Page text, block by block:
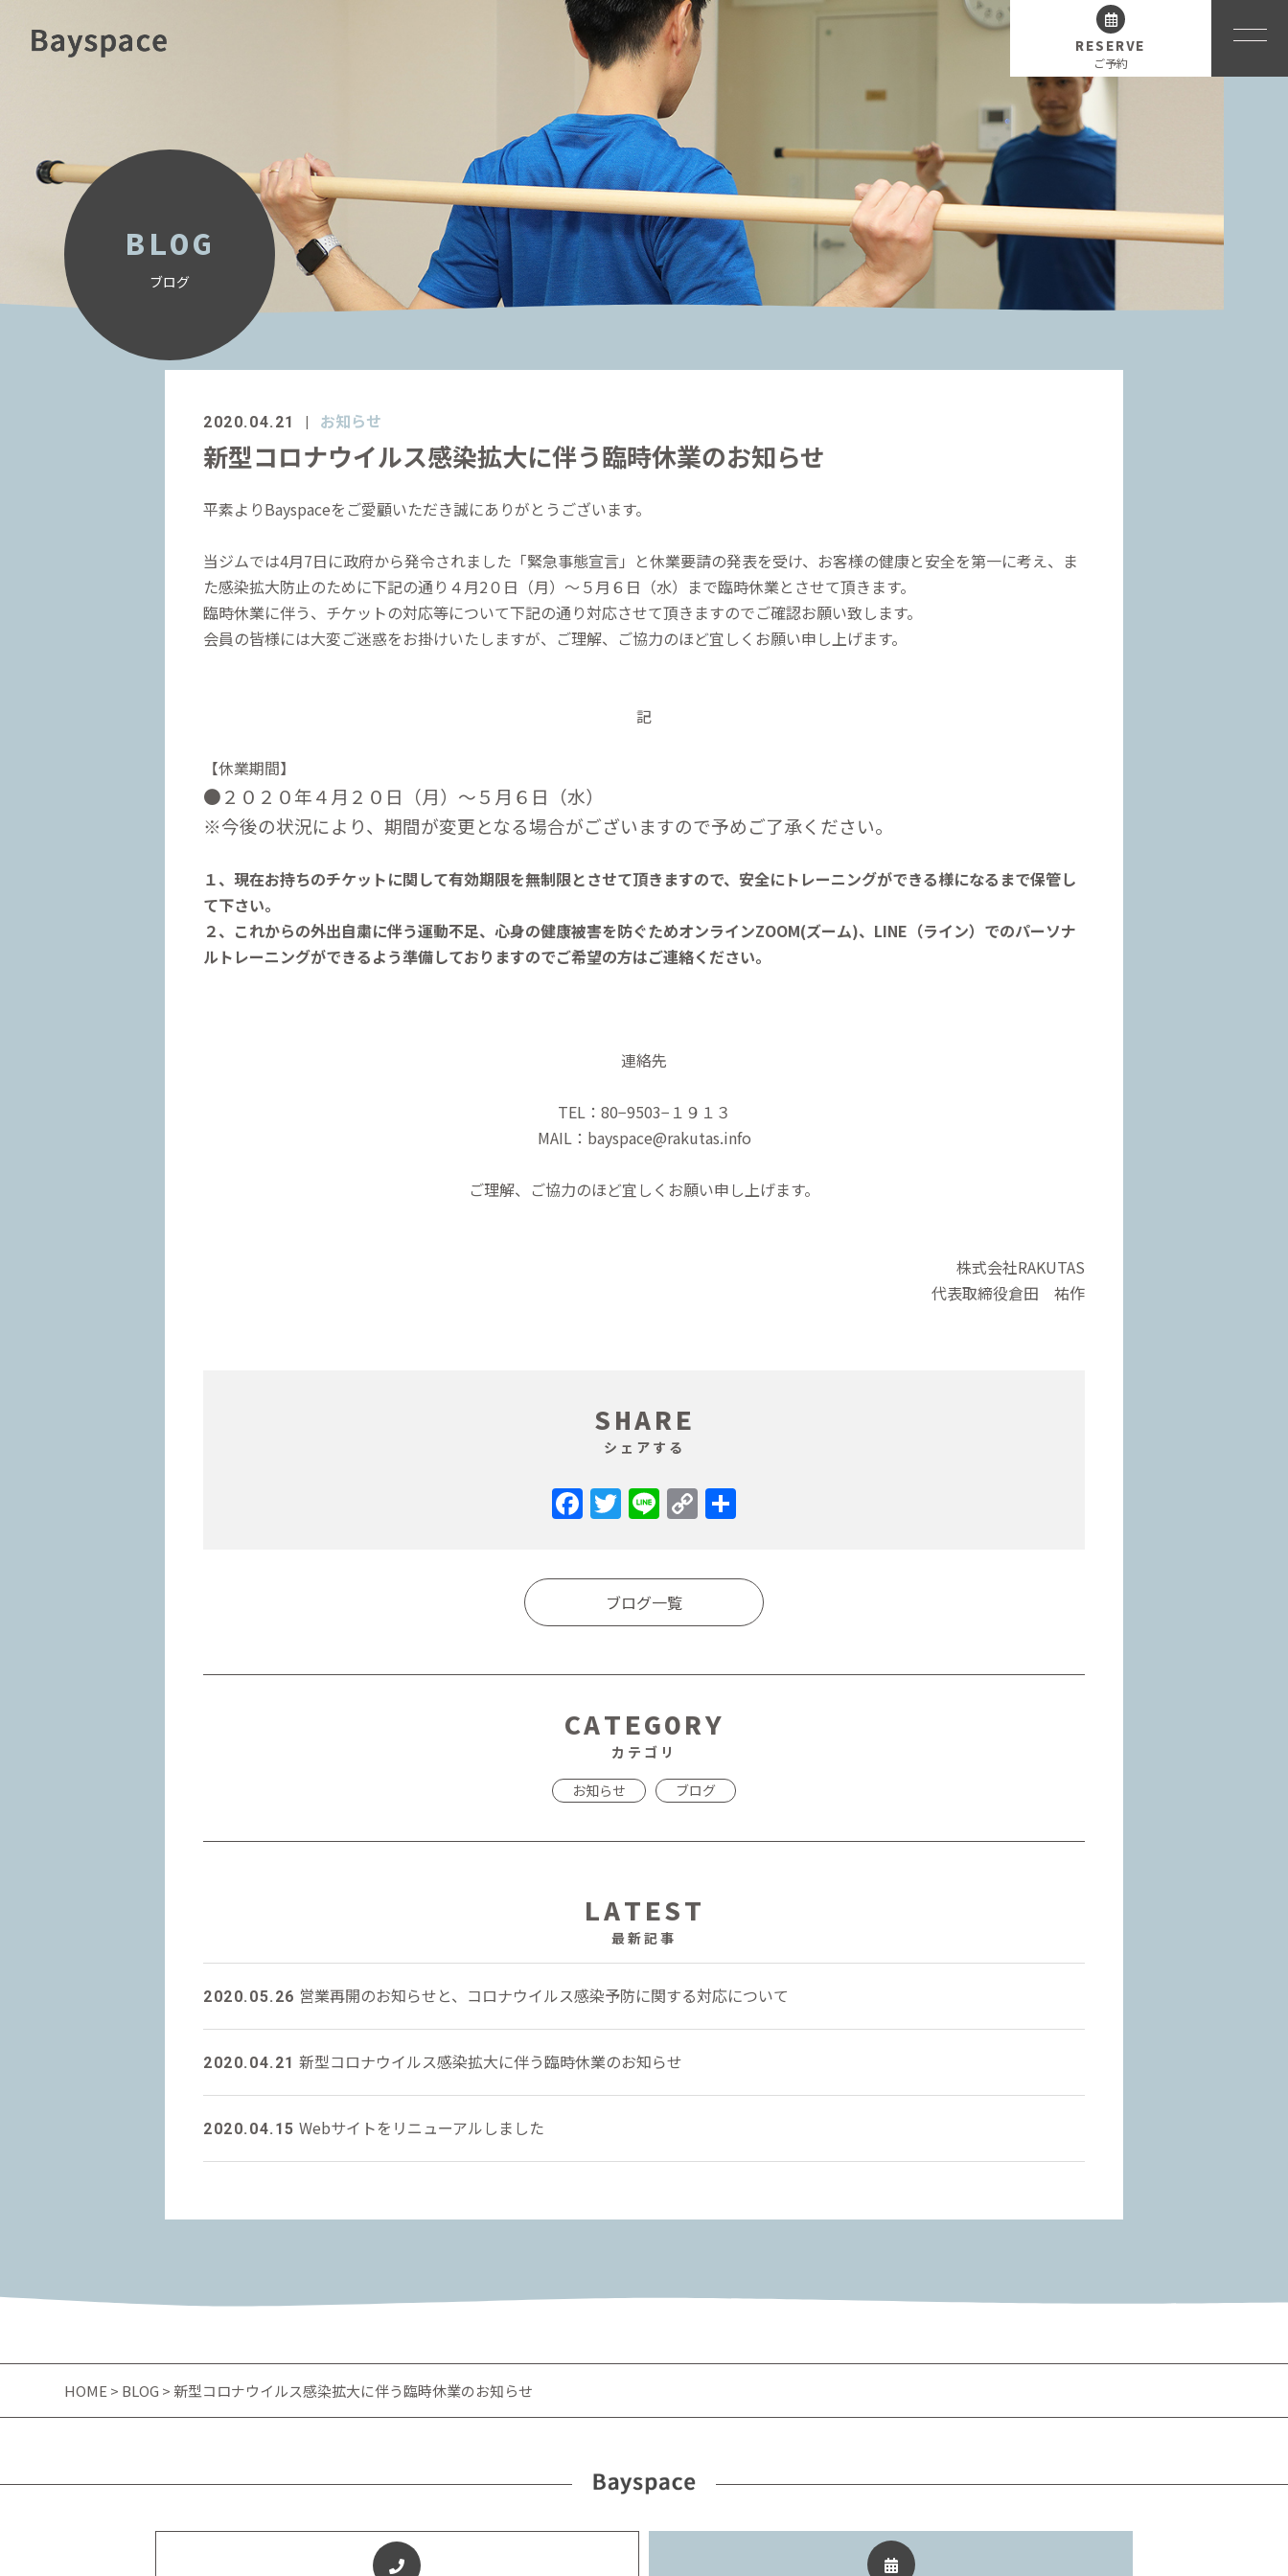
RESERVE
ご予約
BLOG
ブログ
2020.04.21 お知らせ
新型コロナウイルス感染拡大に伴う臨時休業のお知らせ
平素よりBayspaceをご愛顧いただき誠にありがとうございます。
当ジムでは4月7日に政府から発令されました「緊急事態宣言」と休業要請の発表を受け、お客様の健康と安全を第一に考え、ま
た感染拡大防止のために下記の通り４月2０日（月）〜５月６日（水）まで臨時休業とさせて頂きます。
臨時休業に伴う、チケットの対応等について下記の通り対応させて頂きますのでご確認お願い致します。
会員の皆様には大変ご迷惑をお掛けいたしますが、ご理解、ご協力のほど宜しくお願い申し上げます。
記
【休業期間】
●２０２０年４月２０日（月）〜５月６日（水）
※今後の状況により、期間が変更となる場合がございますので予めご了承ください。
１、現在お持ちのチケットに関して有効期限を無制限とさせて頂きますので、安全にトレーニングができる様になるまで保管し
て下さい。
２、これからの外出自粛に伴う運動不足、心身の健康被害を防ぐためオンラインZOOM(ズーム)、LINE（ライン）でのパーソナ
ルトレーニングができるよう準備しておりますのでご希望の方はご連絡ください。
連絡先
TEL：80−9503−１９１３
MAIL：bayspace@rakutas.info
ご理解、ご協力のほど宜しくお願い申し上げます。
株式会社RAKUTAS
代表取締役倉田 祐作
SHARE
シェアする
Facebook
Twitter
LineCopy
Link
ブログ一覧
CATEGORY
カテゴリ
お知らせ ブログ
LATEST
最新記事
2020.05.26 営業再開のお知らせと、コロナウイルス感染予防に関する対応について
2020.04.21 新型コロナウイルス感染拡大に伴う臨時休業のお知らせ
2020.04.15 Webサイトをリニューアルしました
HOME > BLOG > 新型コロナウイルス感染拡大に伴う臨時休業のお知らせ